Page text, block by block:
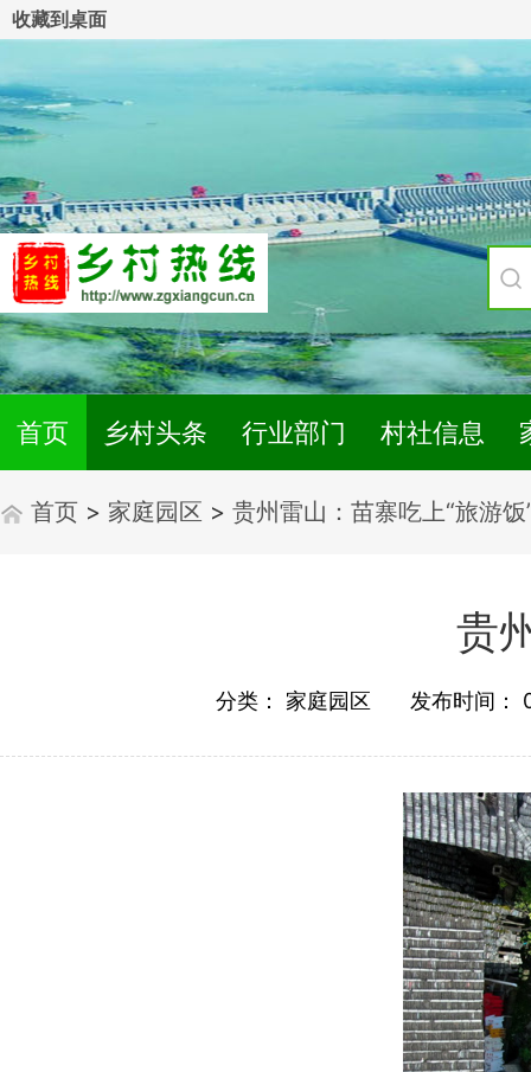
收藏到桌面
首页 乡村头条 行业部门 村社信息
首页 > 家庭园区 > 贵州雷山：苗寨吃上“旅游饭
贵
分类： 家庭园区 发布时间：